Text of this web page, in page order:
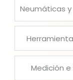
Neumáticas
Medición